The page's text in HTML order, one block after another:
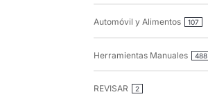
Automóvil y Alimentos 107
Herramientas Manuales 488
REVISAR 2